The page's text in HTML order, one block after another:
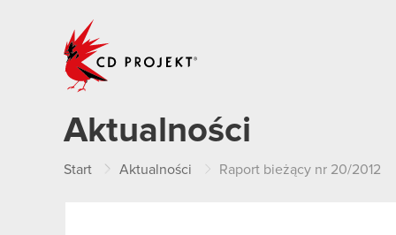
Aktualności
Start Aktualności Raport bieżący nr 20/2012